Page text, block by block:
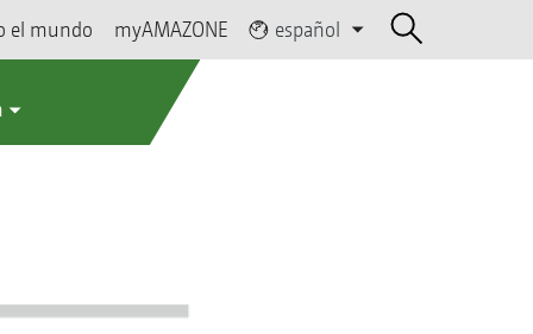
el mundo myAMAZONE español